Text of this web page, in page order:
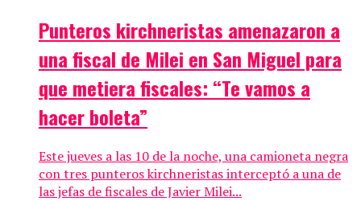
Punteros kirchneristas amenazaron a
una fiscal de Milei en San Miguel para
que metiera fiscales: “Te vamos a
hacer boleta”
Este jueves a las 10 de la noche, una camioneta negra
con tres punteros kirchneristas interceptó a una de
las jefas de fiscales de Javier Milei...